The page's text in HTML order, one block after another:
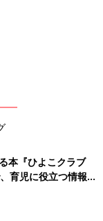
本『ひよこクラブ
育児に役立つ情報が